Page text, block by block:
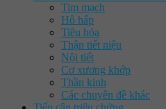
Tim mạch
Hô hấp
Tiêu hóa
Thận tiết niệu
Nội tiết
Cơ xương khớp
Thần kinh
Các chuyên đề khác